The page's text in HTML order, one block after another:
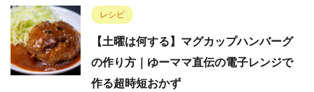
レシピ
【土曜は何する】マグカップハンバーグ
の作り方｜ゆーママ直伝の電子レンジで
作る超時短おかず